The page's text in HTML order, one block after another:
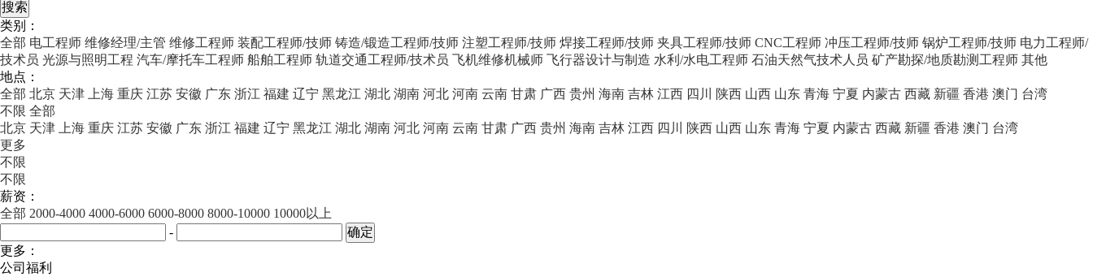
类别：
全部 电工程师 维修经理/主管 维修工程师 装配工程师/技师 铸造/锻造工程师/技师 注塑工程师/技师 焊接工程师/技师 夹具工程师/技师 CNC工程师 冲压工程师/技师 锅炉工程师/技师 电力工程师/
技术员 光源与照明工程 汽车/摩托车工程师 船舶工程师 轨道交通工程师/技术员 飞机维修机械师 飞行器设计与制造 水利/水电工程师 石油天然气技术人员 矿产勘探/地质勘测工程师 其他
地点：
全部 北京 天津 上海 重庆 江苏 安徽 广东 浙江 福建 辽宁 黑龙江 湖北 湖南 河北 河南 云南 甘肃 广西 贵州 海南 吉林 江西 四川 陕西 山西 山东 青海 宁夏 内蒙古 西藏 新疆 香港 澳门 台湾
不限 全部
北京 天津 上海 重庆 江苏 安徽 广东 浙江 福建 辽宁 黑龙江 湖北 湖南 河北 河南 云南 甘肃 广西 贵州 海南 吉林 江西 四川 陕西 山西 山东 青海 宁夏 内蒙古 西藏 新疆 香港 澳门 台湾
更多
不限
不限
薪资：
全部 2000-4000 4000-6000 6000-8000 8000-10000 10000以上
-
更多：
公司福利